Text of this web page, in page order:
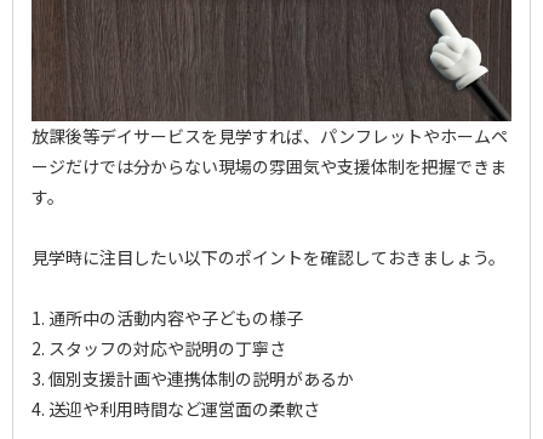
放課後等デイサービスを見学すれば、パンフレットやホームペ
ージだけでは分からない現場の雰囲気や支援体制を把握できま
す。
見学時に注目したい以下のポイントを確認しておきましょう。
1. 通所中の活動内容や子どもの様子
2. スタッフの対応や説明の丁寧さ
3. 個別支援計画や連携体制の説明があるか
4. 送迎や利用時間など運営面の柔軟さ